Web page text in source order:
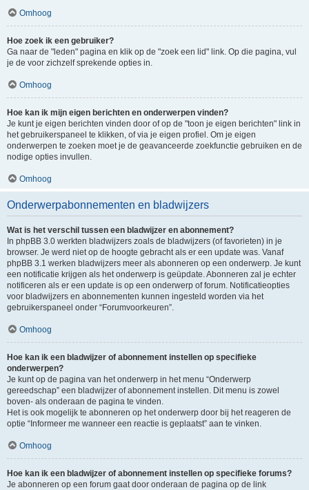
Omhoog
Hoe zoek ik een gebruiker?
Ga naar de "leden" pagina en klik op de "zoek een lid" link. Op die pagina, vul
je de voor zichzelf sprekende opties in.
Omhoog
Hoe kan ik mijn eigen berichten en onderwerpen vinden?
Je kunt je eigen berichten vinden door of op de "toon je eigen berichten" link in
het gebruikerspaneel te klikken, of via je eigen profiel. Om je eigen
onderwerpen te zoeken moet je de geavanceerde zoekfunctie gebruiken en de
nodige opties invullen.
Omhoog
Onderwerpabonnementen en bladwijzers
Wat is het verschil tussen een bladwijzer en abonnement?
In phpBB 3.0 werkten bladwijzers zoals de bladwijzers (of favorieten) in je
browser. Je werd niet op de hoogte gebracht als er een update was. Vanaf
phpBB 3.1 werken bladwijzers meer als abonneren op een onderwerp. Je kunt
een notificatie krijgen als het onderwerp is geüpdate. Abonneren zal je echter
notificeren als er een update is op een onderwerp of forum. Notificatieopties
voor bladwijzers en abonnementen kunnen ingesteld worden via het
gebruikerspaneel onder “Forumvoorkeuren”.
Omhoog
Hoe kan ik een bladwijzer of abonnement instellen op specifieke
onderwerpen?
Je kunt op de pagina van het onderwerp in het menu “Onderwerp
gereedschap” een bladwijzer of abonnement instellen. Dit menu is zowel
boven- als onderaan de pagina te vinden.
Het is ook mogelijk te abonneren op het onderwerp door bij het reageren de
optie “Informeer me wanneer een reactie is geplaatst” aan te vinken.
Omhoog
Hoe kan ik een bladwijzer of abonnement instellen op specifieke forums?
Je abonneren op een forum gaat door onderaan de pagina op de link